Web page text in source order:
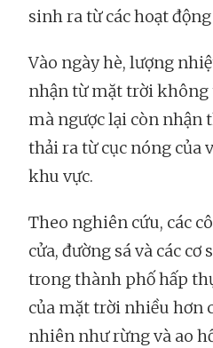
sinh ra từ các hoạt
Vào ngày hè, lượng
nhận từ mặt trời không
mà ngược lại còn nhận
thải ra từ cục nóng của
khu vực.
Theo nghiên cứu, các
cửa, đường sá và các cơ
trong thành phố hấp
của mặt trời nhiều hơn
nhiên như rừng và ao